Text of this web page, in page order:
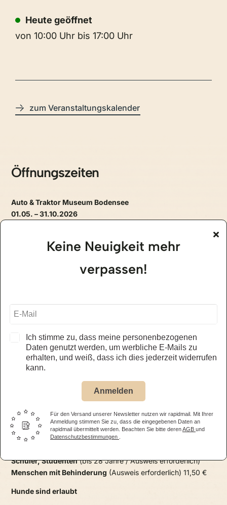
Heute geöffnet
von 10:00 Uhr bis 17:00 Uhr
zum Veranstaltungskalender
Öffnungszeiten
Auto & Traktor Museum Bodensee
01.05. – 31.10.2026
alle Öffnungszeiten – Museum
täglich, ab 11.30 Uhr
Eintrittspreis Museum
Kinder(6-15 Jahre) 8,50 €
Familienticket(2 Eltern oder Großeltern + eigene Kinder bis
15 Jahre) 31,00 €
Schüler, Studenten(bis 28 Jahre / Ausweis erforderlich)
Menschen mit Behinderung (Ausweis erforderlich) 11,50 €
Hunde sind erlaubt
Keine Neuigkeit mehr
verpassen!
Ich stimme zu, dass meine personenbezogenen
Daten genutzt werden, um werbliche E-Mails zu
erhalten, und weiß, dass ich dies jederzeit widerrufen
kann.
Anmelden
Für den Versand unserer Newsletter nutzen wir rapidmail. Mit Ihrer
Anmeldung stimmen Sie zu, dass die eingegebenen Daten an
rapidmail übermittelt werden. Beachten Sie bitte derenAGB und
Datenschutzbestimmungen